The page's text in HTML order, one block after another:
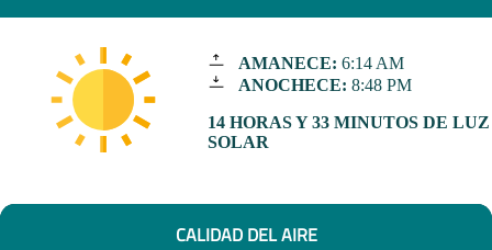
AMANECE: 6:14 AM
ANOCHECE: 8:48 PM
14 HORAS Y 33 MINUTOS DE LUZ
SOLAR
CALIDAD DEL AIRE